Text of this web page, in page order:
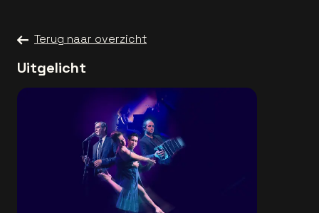
Terug naar overzicht
Uitgelicht